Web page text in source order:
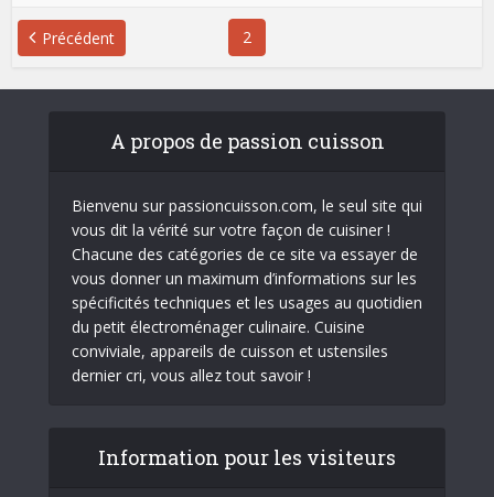
Précédent 2
A propos de passion cuisson
Bienvenu sur passioncuisson.com, le seul site qui
vous dit la vérité sur votre façon de cuisiner !
Chacune des catégories de ce site va essayer de
vous donner un maximum d’informations sur les
spécificités techniques et les usages au quotidien
du petit électroménager culinaire. Cuisine
conviviale, appareils de cuisson et ustensiles
dernier cri, vous allez tout savoir !
Information pour les visiteurs